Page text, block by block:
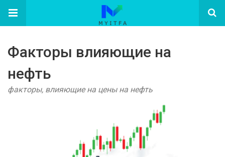
Факторы влияющие на
нефть
факторы, влияющие на цены на нефть